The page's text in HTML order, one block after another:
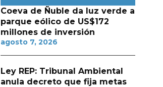
Coeva de Ñuble da luz verde a
parque eólico de US$172
millones de inversión
agosto 7, 2026
Ley REP: Tribunal Ambiental
anula decreto que fija metas